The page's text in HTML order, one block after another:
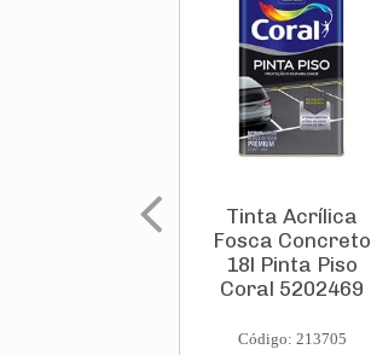
Tinta Acrílica
Fosca Concreto
18l Pinta Piso
Coral 5202469
Código: 213705